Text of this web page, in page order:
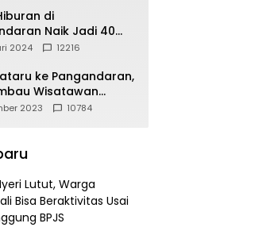
di
Naik Jadi 40
2024 12216
ke Pangandaran,
Wisatawan
Jalur Arteri
2023 10784
Lutut, Warga
Bisa Beraktivitas Usai
BPJS